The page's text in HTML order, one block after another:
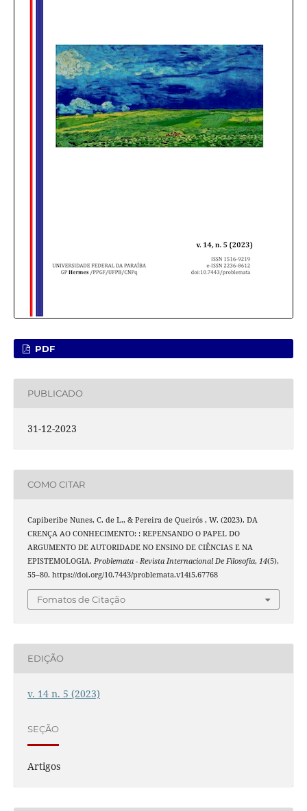
PDF
PUBLICADO
31-12-2023
COMO CITAR
Capiberibe Nunes, C. de L., & Pereira de Queirós , W. (2023). DA
CRENÇA AO CONHECIMENTO: : REPENSANDO O PAPEL DO
ARGUMENTO DE AUTORIDADE NO ENSINO DE CIÊNCIAS E NA
EPISTEMOLOGIA. Problemata - Revista Internacional De Filosofia, 14(5),
55–80. https://doi.org/10.7443/problemata.v14i5.67768
Fomatos de Citação
EDIÇÃO
v. 14 n. 5 (2023)
SEÇÃO
Artigos